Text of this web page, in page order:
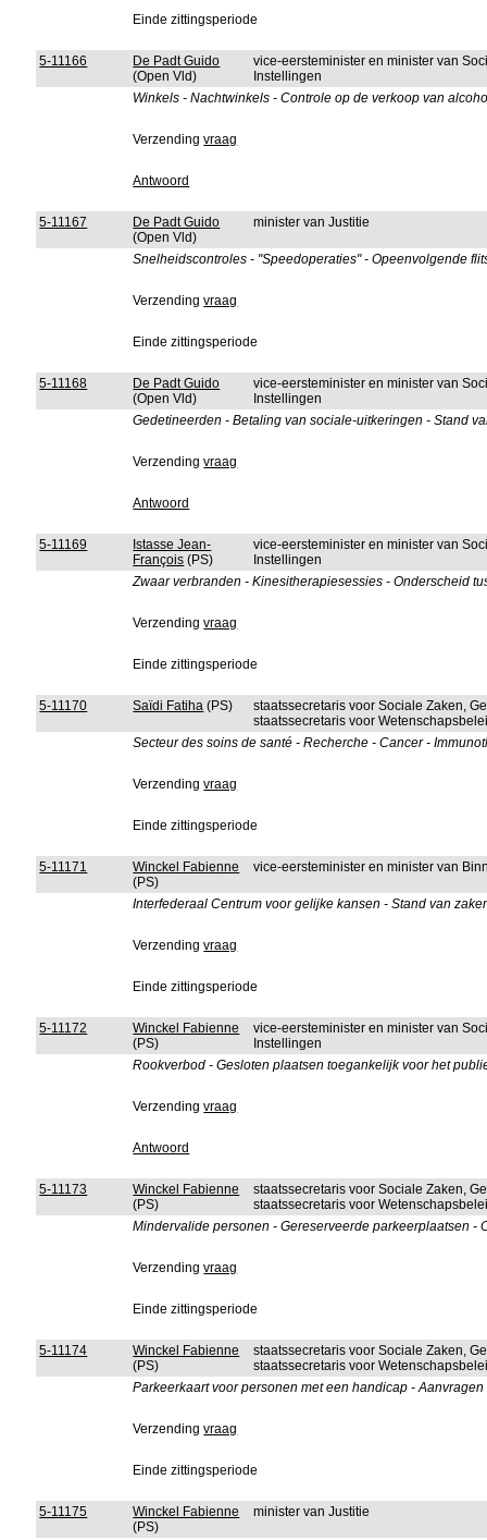
Einde zittingsperiode
5-11166
De Padt Guido
(Open Vld)
vice-eersteminister en minister van
Instellingen
Winkels - Nachtwinkels - Controle op de verkoop van
Verzendingvraag
Antwoord
5-11167
De Padt Guido
(Open Vld)
minister van Justitie
Snelheidscontroles - "Speedoperaties" - Opeenvolgende
Verzendingvraag
Einde zittingsperiode
5-11168
De Padt Guido
(Open Vld)
vice-eersteminister en minister van
Instellingen
Gedetineerden - Betaling van sociale-uitkeringen - Stand
Verzendingvraag
Antwoord
5-11169
Istasse Jean-
François (PS)
vice-eersteminister en minister van
Instellingen
Zwaar verbranden - Kinesitherapiesessies - Onderscheid
Verzendingvraag
Einde zittingsperiode
5-11170 Saïdi Fatiha (PS)
staatssecretaris voor Sociale Zaken,
staatssecretaris voor
Secteur des soins de santé - Recherche - Cancer -
Verzendingvraag
Einde zittingsperiode
5-11171
Winckel Fabienne
(PS)
vice-eersteminister en minister van
Interfederaal Centrum voor gelijke kansen - Stand van
Verzendingvraag
Einde zittingsperiode
5-11172
Winckel Fabienne
(PS)
vice-eersteminister en minister van
Instellingen
Rookverbod - Gesloten plaatsen toegankelijk voor het
Verzendingvraag
Antwoord
5-11173
Winckel Fabienne
(PS)
staatssecretaris voor Sociale Zaken,
staatssecretaris voor
Mindervalide personen - Gereserveerde parkeerplaatsen -
Verzendingvraag
Einde zittingsperiode
5-11174
Winckel Fabienne
(PS)
staatssecretaris voor Sociale Zaken,
staatssecretaris voor
Parkeerkaart voor personen met een handicap -
Verzendingvraag
Einde zittingsperiode
5-11175
Winckel Fabienne
(PS)
minister van Justitie